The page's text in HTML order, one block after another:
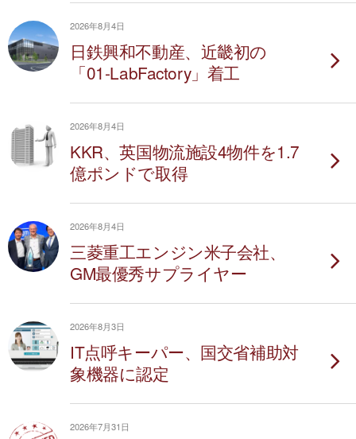
2026年8月4日
日鉄興和不動産、近畿初の
「01-LabFactory」着工
2026年8月4日
KKR、英国物流施設4物件を1.7
億ポンドで取得
2026年8月4日
三菱重工エンジン米子会社、
GM最優秀サプライヤー
2026年8月3日
IT点呼キーパー、国交省補助対
象機器に認定
2026年7月31日